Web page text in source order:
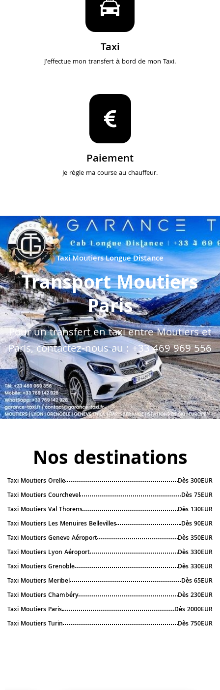
Taxi
J'effectue mon transfert à bord de mon Taxi.
Paiement
Je règle ma course au chauffeur.
Taxi Moutiers Longue Distance
Transport Moutiers
Paris
Pour un transfert en taxi entre Moutiers et
Paris, contactez-nous au :+33 469 969 556
Nos destinations
Taxi Moutiers Orelle
Dès 300EUR
Taxi Moutiers Courchevel
Dès 75EUR
Taxi Moutiers Val Thorens
Dès 130EUR
Taxi Moutiers Les Menuires Bellevilles
Dès 90EUR
Taxi Moutiers Geneve Aéroport
Dès 350EUR
Taxi Moutiers Lyon Aéroport
Dès 330EUR
Taxi Moutiers Grenoble
Dès 330EUR
Taxi Moutiers Meribel
Dès 65EUR
Taxi Moutiers Chambéry
Dès 230EUR
Taxi Moutiers Paris
Dès 2000EUR
Taxi Moutiers Turin
Dès 750EUR